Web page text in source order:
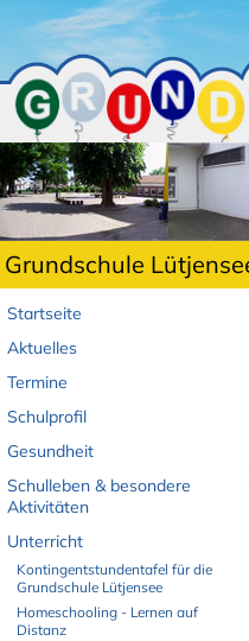
Grundschule
Startseite
Aktuelles
Termine
Schulprofil
Gesundheit
Schulleben & besondere
Aktivitäten
Unterricht
Kontingentstundentafel für die
Grundschule Lütjensee
Homeschooling - Lernen auf
Distanz